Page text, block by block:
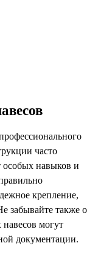
часто
навыков и
крепление,
забывайте также о
могут
документации.